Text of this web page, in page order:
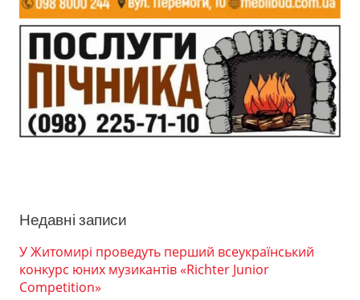
Недавні записи
У Житомирі проведуть перший всеукраїнський
конкурс юних музикантів «Richter Junior
Competition»